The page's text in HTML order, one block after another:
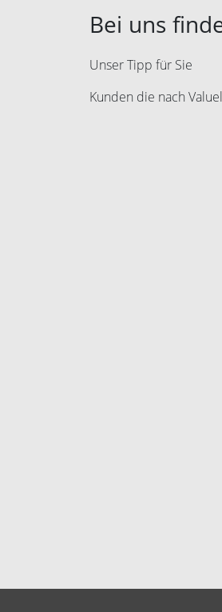
Bei uns
Unser Tipp für Sie
Kunden die nach